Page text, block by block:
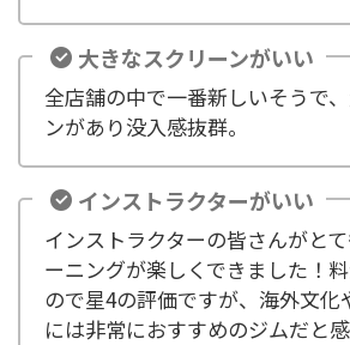
大きなスクリーンがいい
全店舗の中で一番新しいそうで
ンがあり没入感抜群。
インストラクターがいい
インストラクターの皆さんがと
ーニングが楽しくできました！
ので星4の評価ですが、海外文化
には非常におすすめのジムだと感